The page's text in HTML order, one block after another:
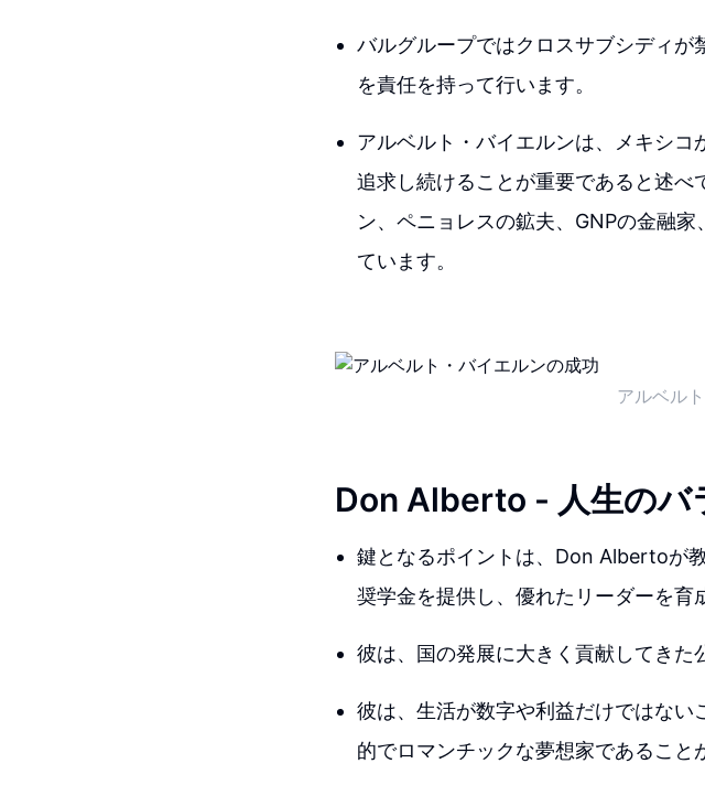
バルグループではクロスサブシディ
を責任を持って行います。
アルベルト・バイエルンは、メキシ
追求し続けることが重要であると述
ン、ペニョレスの鉱夫、GNPの金融
ています。
アルベル
Don Alberto - 人生のバ
鍵となるポイントは、Don Albertoが
奨学金を提供し、優れたリーダーを育
彼は、国の発展に大きく貢献してき
彼は、生活が数字や利益だけではな
的でロマンチックな夢想家であること